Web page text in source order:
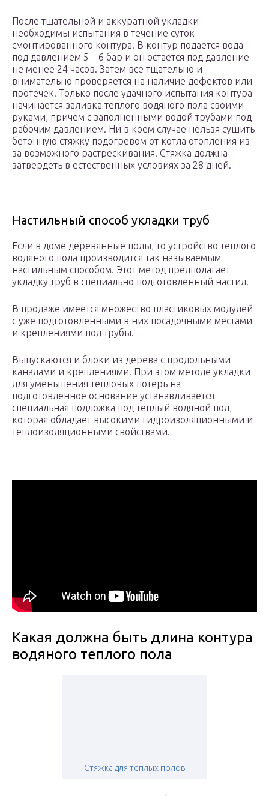
После тщательной и аккуратной укладки
необходимы испытания в течение суток
смонтированного контура. В контур подается вода
под давлением 5 – 6 бар и он остается под давление
не менее 24 часов. Затем все тщательно и
внимательно проверяется на наличие дефектов или
протечек. Только после удачного испытания контура
начинается заливка теплого водяного пола своими
руками, причем с заполненными водой трубами под
рабочим давлением. Ни в коем случае нельзя сушить
бетонную стяжку подогревом от котла отопления из-
за возможного растрескивания. Стяжка должна
затвердеть в естественных условиях за 28 дней.
Настильный способ укладки труб
Если в доме деревянные полы, то устройство теплого
водяного пола производится так называемым
настильным способом. Этот метод предполагает
укладку труб в специально подготовленный настил.
В продаже имеется множество пластиковых модулей
с уже подготовленными в них посадочными местами
и креплениями под трубы.
Выпускаются и блоки из дерева с продольными
каналами и креплениями. При этом методе укладки
для уменьшения тепловых потерь на
подготовленное основание устанавливается
специальная подложка под теплый водяной пол,
которая обладает высокими гидроизоляционными и
теплоизоляционными свойствами.
Какая должна быть длина контура
водяного теплого пола
Стяжка для теплых полов